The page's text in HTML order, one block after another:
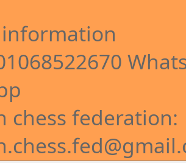
chess federation: